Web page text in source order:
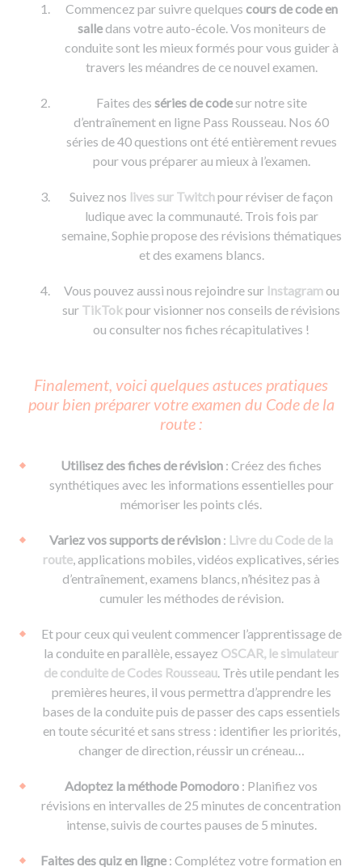
Commencez par suivre quelques cours de code en
salle dans votre auto-école. Vos moniteurs de
conduite sont les mieux formés pour vous guider à
travers les méandres de ce nouvel examen.
Faites des séries de codesur notre site
d’entraînement en ligne Pass Rousseau. Nos 60
séries de 40 questions ont été entièrement revues
pour vous préparer au mieux à l’examen.
Suivez nos lives sur Twitchpour réviser de façon
ludique avec la communauté. Trois fois par
semaine, Sophie propose des révisions thématiques
et des examens blancs.
Vous pouvez aussi nous rejoindre sur Instagramou
sur TikTokpour visionner nos conseils de révisions
ou consulter nos fiches récapitulatives !
Finalement, voici quelques astuces pratiques
pour bien préparer votre examen du Code de la
route :
Utilisez des fiches de révision : Créez des fiches
synthétiques avec les informations essentielles pour
mémoriser les points clés.
Variez vos supports de révision : Livre du Code de la
route, applications mobiles, vidéos explicatives, séries
d’entraînement, examens blancs, n’hésitez pas à
cumuler les méthodes de révision.
Et pour ceux qui veulent commencer l’apprentissage de
la conduite en parallèle, essayez OSCAR, le simulateur
de conduite de Codes Rousseau. Très utile pendant les
premières heures, il vous permettra d’apprendre les
bases de la conduite puis de passer des caps essentiels
en toute sécurité et sans stress : identifier les priorités,
changer de direction, réussir un créneau…
Adoptez la méthode Pomodoro : Planifiez vos
révisions en intervalles de 25 minutes de concentration
intense, suivis de courtes pauses de 5 minutes.
Faites des quiz en ligne : Complétez votre formation en